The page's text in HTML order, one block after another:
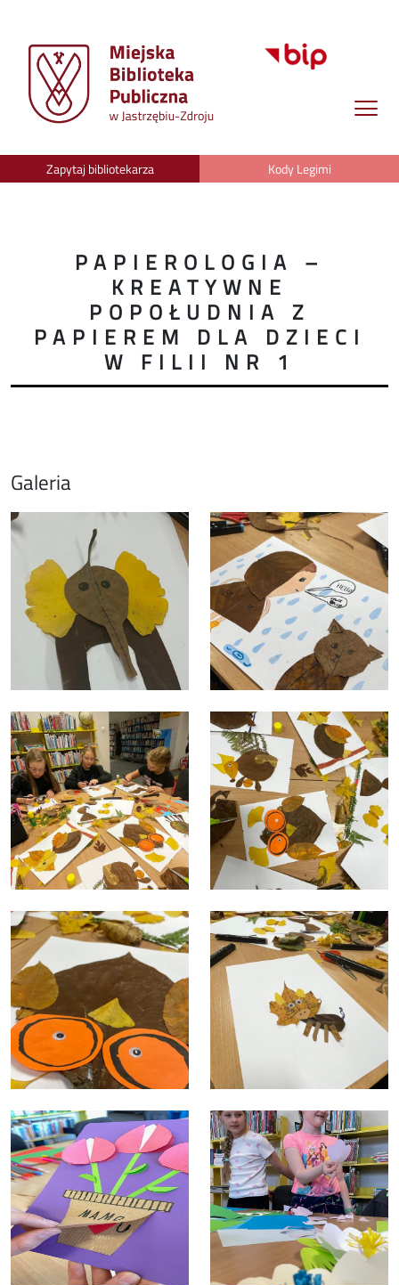
Zapytaj bibliotekarza Kody Legimi
PAPIEROLOGIA –
KREATYWNE
POPOŁUDNIA Z
PAPIEREM DLA DZIECI
W FILII NR 1
Galeria